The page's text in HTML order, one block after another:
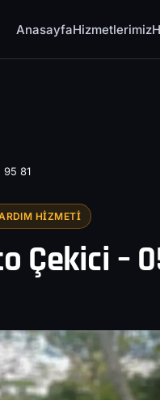
AnasayfaHizmetlerimiz
95 81
HIZMETI
Çekici –